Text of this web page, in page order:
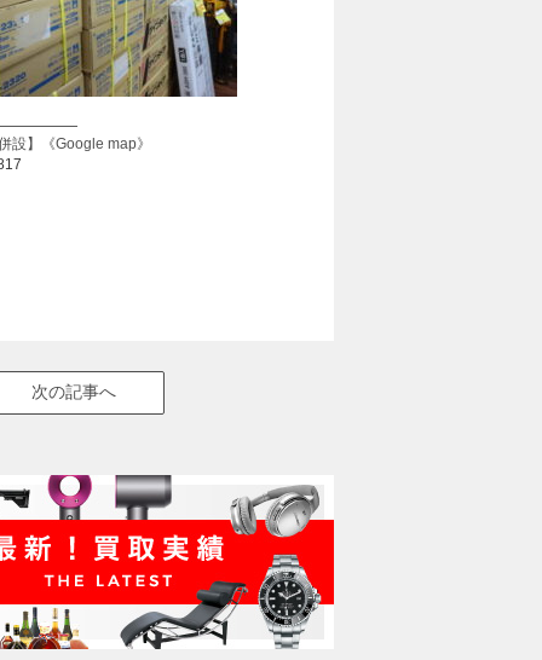
設】
《Google map》
次の記事へ